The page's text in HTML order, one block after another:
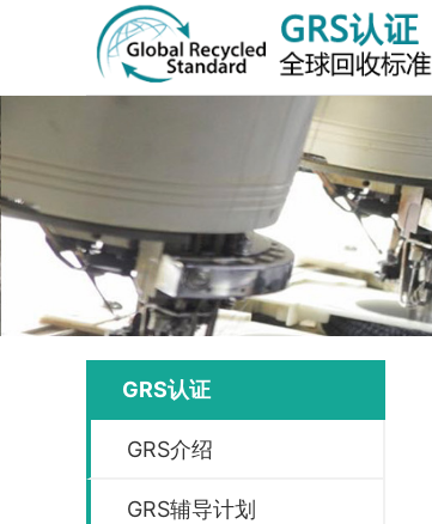
GRS认证
GRS介绍
GRS辅导计划